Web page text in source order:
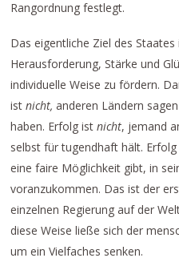
Rangordnung festlegt.
Das eigentliche Ziel des
Herausforderung, Stärke und
individuelle Weise zu fördern.
istnicht, anderen Ländern
haben. Erfolg istnicht, jemand
selbst für tugendhaft hält.
eine faire Möglichkeit gibt, in
voranzukommen. Das ist der
einzelnen Regierung auf der
diese Weise ließe sich der
um ein Vielfaches senken.